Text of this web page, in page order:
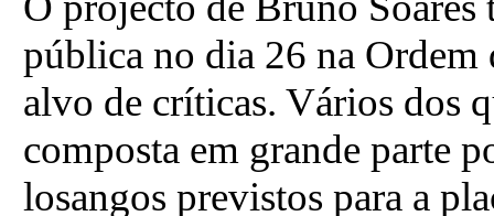
pública no dia 26 na
alvo de críticas. Vários dos
composta em grande parte
losangos previstos para a